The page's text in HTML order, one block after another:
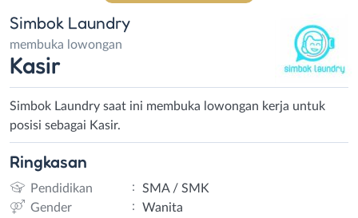
Simbok Laundry
membuka lowongan
Kasir
Simbok Laundry saat ini membuka lowongan kerja untuk
posisi sebagai Kasir.
Ringkasan
Pendidikan :
SMA / SMK
Gender
:
Wanita